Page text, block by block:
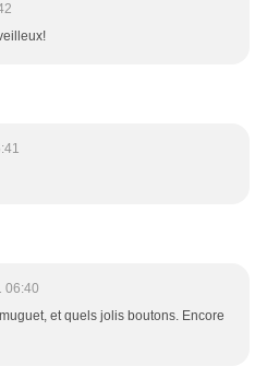
06:40
et quels jolis boutons. Encore